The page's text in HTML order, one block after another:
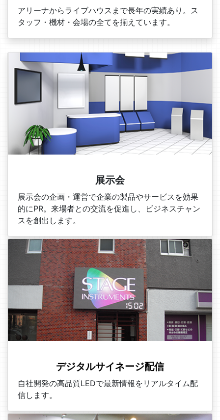
アリーナからライブハウスまで長年の実績あり。ス
タッフ・機材・会場の全てを揃えています。
展示会
展示会の企画・運営で企業の製品やサービスを効果
的にPR。来場者との交流を促進し、ビジネスチャン
スを創出します。
デジタルサイネージ配信
自社開発の高品質LEDで最新情報をリアルタイム配
信します。